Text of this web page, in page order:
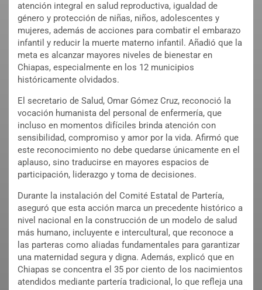
atención integral en salud reproductiva, igualdad de
género y protección de niñas, niños, adolescentes y
mujeres, además de acciones para combatir el embarazo
infantil y reducir la muerte materno infantil. Añadió que la
meta es alcanzar mayores niveles de bienestar en
Chiapas, especialmente en los 12 municipios
históricamente olvidados.
El secretario de Salud, Omar Gómez Cruz, reconoció la
vocación humanista del personal de enfermería, que
incluso en momentos difíciles brinda atención con
sensibilidad, compromiso y amor por la vida. Afirmó que
este reconocimiento no debe quedarse únicamente en el
aplauso, sino traducirse en mayores espacios de
participación, liderazgo y toma de decisiones.
Durante la instalación del Comité Estatal de Partería,
aseguró que esta acción marca un precedente histórico a
nivel nacional en la construcción de un modelo de salud
más humano, incluyente e intercultural, que reconoce a
las parteras como aliadas fundamentales para garantizar
una maternidad segura y digna. Además, explicó que en
Chiapas se concentra el 35 por ciento de los nacimientos
atendidos mediante partería tradicional, lo que refleja una